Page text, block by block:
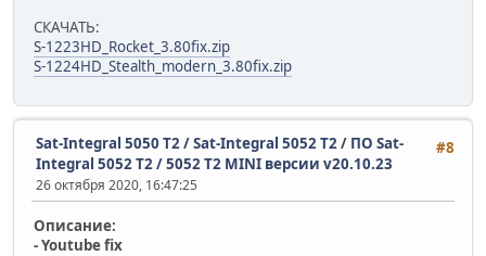
СКАЧАТЬ:
S-1223HD_Rocket_3.80fix.zip
S-1224HD_Stealth_modern_3.80fix.zip
#8
Sat-Integral 5050 T2 / Sat-Integral 5052 T2/ ПО Sat-
Integral 5052 T2 / 5052 T2 MINI версии v20.10.23
26 октября 2020, 16:47:25
Описание:
- Youtube fix